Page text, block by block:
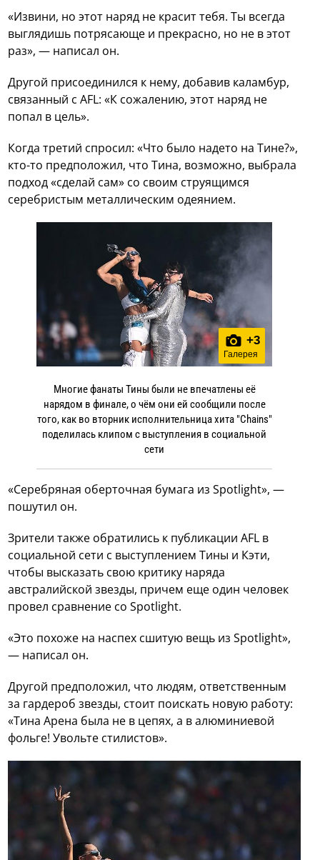
«Извини, но этот наряд не красит тебя. Ты всегда
выглядишь потрясающе и прекрасно, но не в этот
раз», — написал он.
Другой присоединился к нему, добавив каламбур,
связанный с AFL: «К сожалению, этот наряд не
попал в цель».
Когда третий спросил: «Что было надето на Тине?»,
кто-то предположил, что Тина, возможно, выбрала
подход «сделай сам» со своим струящимся
серебристым металлическим одеянием.
+3
Галерея
Многие фанаты Тины были не впечатлены её
нарядом в финале, о чём они ей сообщили после
того, как во вторник исполнительница хита "Chains"
поделилась клипом с выступления в социальной
сети
«Серебряная оберточная бумага из Spotlight», —
пошутил он.
Зрители также обратились к публикации AFL в
социальной сети с выступлением Тины и Кэти,
чтобы высказать свою критику наряда
австралийской звезды, причем еще один человек
провел сравнение со Spotlight.
«Это похоже на наспех сшитую вещь из Spotlight»,
— написал он.
Другой предположил, что людям, ответственным
за гардероб звезды, стоит поискать новую работу:
«Тина Арена была не в цепях, а в алюминиевой
фольге! Увольте стилистов».